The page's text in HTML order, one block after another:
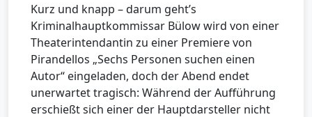
Kurz und knapp – darum geht’s
Kriminalhauptkommissar Bülow wird von einer
Theaterintendantin zu einer Premiere von
Pirandellos „Sechs Personen suchen einen
Autor“ eingeladen, doch der Abend endet
unerwartet tragisch: Während der Aufführung
erschießt sich einer der Hauptdarsteller nicht